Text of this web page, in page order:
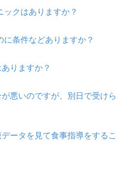
クはありますか？
条件などありますか？
りますか？
悪いのですが、別日で受けら
ータを見て食事指導をするこ